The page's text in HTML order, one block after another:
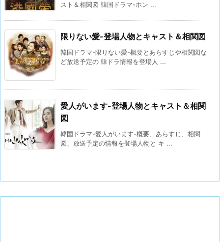
スト＆相関図 韓国ドラマ-ホン ...
限りない愛-登場人物とキャスト＆相関図
韓国ドラマ-限りない愛-概要とあらすじや相関図な
ど放送予定の 韓ドラ情報を登場人 ...
愛人がいます-登場人物とキャスト＆相関
図
韓国ドラマ-愛人がいます-概要、あらすじ、相関
図、放送予定の情報を登場人物と キ ...